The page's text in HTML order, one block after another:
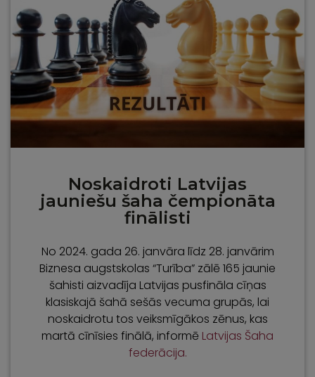
Noskaidroti Latvijas
jauniešu šaha čempionāta
finālisti
No 2024. gada 26. janvāra līdz 28. janvārim
Biznesa augstskolas “Turība” zālē 165 jaunie
šahisti aizvadīja Latvijas pusfināla cīņas
klasiskajā šahā sešās vecuma grupās, lai
noskaidrotu tos veiksmīgākos zēnus, kas
martā cīnīsies finālā, informē Latvijas Šaha
federācija.